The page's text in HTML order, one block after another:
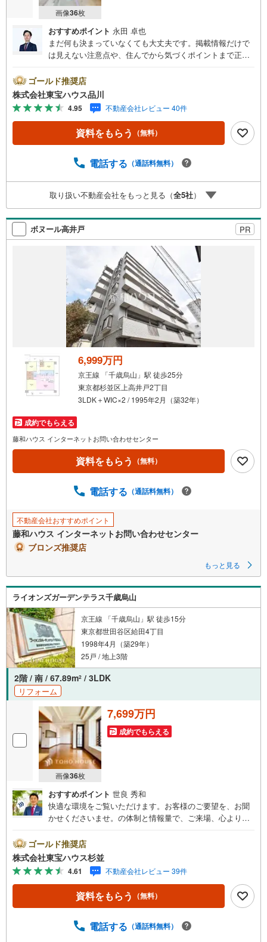
画像36枚
おすすめポイント 永田 卓也
まだ何も決まっていなくても大丈夫です。掲載情報だけで
は見えない注意点や、住んでから気づくポイントまで正直
とも包み隠さずお伝えし、「納得して選ぶ」ためのサポー
トを大切にしています。現地でしか分からないリアルな情
報も含めて、一緒に後悔しない住まい探しを進めていきま
しょう。まずはお気軽にご相談ください。【Yahoo！ 不動
産キャンペーン対象店舗】当店で物件を成約するとPayPay
ボーナスライトがもらえる「Yahoo！ 不動産 物件ご成約キ
予約をする」ボタンからお問い合わせください。※必ずYah
スライトは出金と譲渡はできません。ご案内・詳細な資料
のご請求はお気軽にどうぞ♪お電話でのお問い合わせも常
時受け付けております！お気軽にお問い合わせください。
ゴールド推奨店
株式会社東宝ハウス品川
4.95 不動産会社レビュー 40件
資料をもらう （無料）
電話する （通話料無料）
取り扱い不動産会社をもっと見る（全5社）
ボヌール高井戸 PR
6,999万円
京王線 「千歳烏山」駅 徒歩25分
東京都杉並区上高井戸2丁目
3LDK＋WIC×2 / 1995年2月（築32年）
成約でもらえる
藤和ハウス インターネットお問い合わせセンター
資料をもらう （無料）
電話する （通話料無料）
不動産会社おすすめポイント
藤和ハウス インターネットお問い合わせセンター
ブロンズ推奨店
もっと見る
ライオンズガーデンテラス千歳烏山
京王線 「千歳烏山」駅 徒歩15分
東京都世田谷区給田4丁目
1998年4月（築29年）
25戸 / 地上3階
2階 / 南 / 67.89m2 / 3LDK
リフォーム
画像36枚
7,699万円
成約でもらえる
おすすめポイント 世良 秀和
快適な環境をご覧いただけます。お客様のご要望を、お聞
かせくださいませ。の体制と情報量で、ご来場、心よりお
「未来カレンダー」のご提案。・ 未来に起こるであろうご
自宅リフォームをオンライン上でご提案「ミラカレクラ
ブ」。・ 不動産売却時、ご自宅を綺麗にかつ瀟洒にさせる
CG加工ホームステイジングサービス。・ 購入者様へ、税
理士による確定申告の無料セミナーをご招待いたします。
◆ご予約に際して◆日時のご希望をお伝えください。（も
（居住中物件）の手配が必要な場合がございますのでご容
ゴールド推奨店
株式会社東宝ハウス杉並
4.61 不動産会社レビュー 39件
資料をもらう （無料）
電話する （通話料無料）